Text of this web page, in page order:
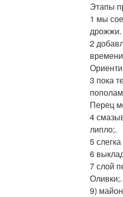
Этапы
1 мы
дрожжи.
2
3 пока
Перец
4
липло;.
5
6
7 слой
Оливки;.
9)